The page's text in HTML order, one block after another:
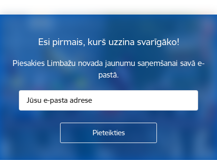
Esi pirmais, kurš uzzina svarīgāko!
Piesakies Limbažu novada jaunumu saņemšanai savā e-
pastā.